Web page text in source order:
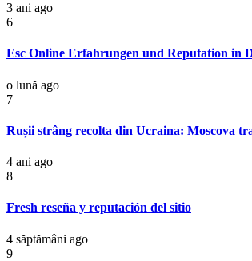
3 ani ago
6
Esc Online Erfahrungen und Reputation in
o lună ago
7
Rușii strâng recolta din Ucraina: Moscova
4 ani ago
8
Fresh reseña y reputación del sitio
4 săptămâni ago
9